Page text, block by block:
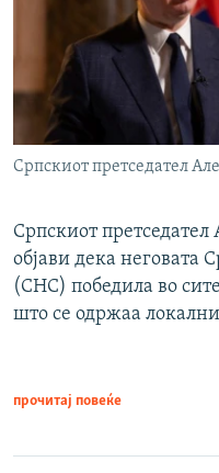
Српскиот претседател
Српскиот
објави дека неговата
(СНС) победила во
што се одржаа
прочитај повеќе